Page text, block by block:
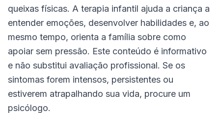
queixas físicas. A terapia infantil ajuda a criança a
entender emoções, desenvolver habilidades e, ao
mesmo tempo, orienta a família sobre como
apoiar sem pressão. Este conteúdo é informativo
e não substitui avaliação profissional. Se os
sintomas forem intensos, persistentes ou
estiverem atrapalhando sua vida, procure um
psicólogo.